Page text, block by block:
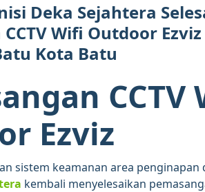
Deka Sejahtera
Wifi Outdoor
Kota Batu
CCTV
Ezviz
sistem keamanan area
kembali menyelesaikan